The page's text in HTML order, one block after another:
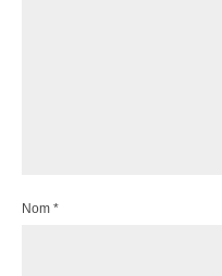
Nom *